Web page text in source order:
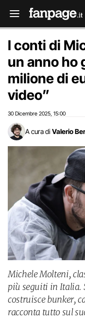
I conti di
un anno ho
milione di
video”
30 Dicembre 2025 15:00
A cura di Valerio
Michele Molteni,
più seguiti in Italia.
costruisce bunker,
racconta tutto sul